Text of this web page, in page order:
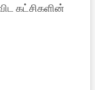
கட்சிகளின்